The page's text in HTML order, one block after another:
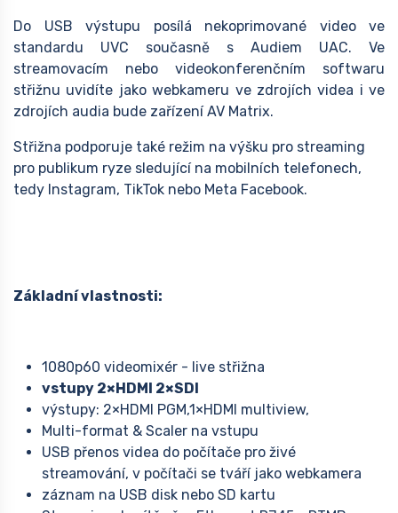
Do USB výstupu posílá nekoprimované video ve
standardu UVC současně s Audiem UAC. Ve
streamovacím nebo videokonferenčním softwaru
střižnu uvidíte jako webkameru ve zdrojích videa i ve
zdrojích audia bude zařízení AV Matrix.
Střižna podporuje také režim na výšku pro streaming
pro publikum ryze sledující na mobilních telefonech,
tedy Instagram, TikTok nebo Meta Facebook.
Základní vlastnosti:
1080p60 videomixér - live střižna
vstupy 2×HDMI 2×SDI
výstupy: 2×HDMI PGM,1×HDMI multiview,
Multi-format & Scaler na vstupu
USB přenos videa do počítače pro živé
streamování, v počítači se tváří jako webkamera
záznam na USB disk nebo SD kartu